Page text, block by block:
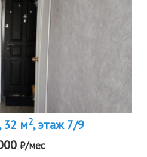
32 м2, этаж 7/9
₽/мес